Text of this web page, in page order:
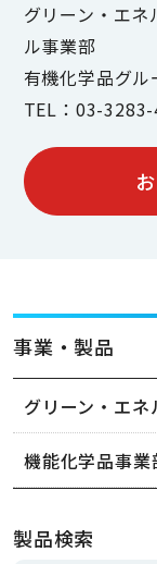
グリーン・エ
ル事業部
有機化学品グ
TEL：03-
事業・製品
グリーン・エ
機能化学品事業
製品検索